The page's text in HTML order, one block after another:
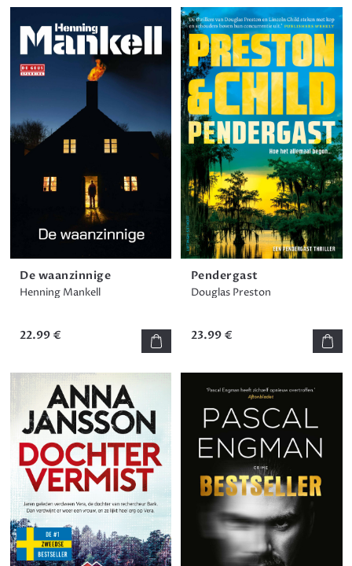
De waanzinnige
Henning Mankell
22.99 €
Pendergast
Douglas Preston
23.99 €